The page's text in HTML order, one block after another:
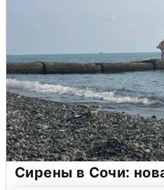
Сирены в Сочи: